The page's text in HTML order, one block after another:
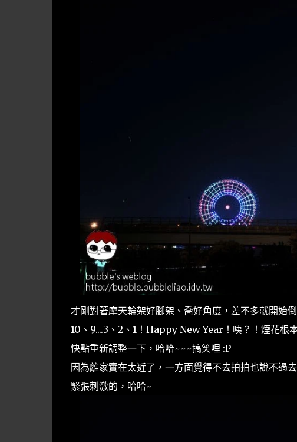
才剛對著摩天輪架好腳架、喬好角度，差不多就開始
10、9....3、2、1！Happy New Year！咦？！煙花根
快點重新調整一下，哈哈~~~搞笑哩 :P
因為離家實在太近了，一方面覺得不去拍拍也說不過
緊張刺激的，哈哈~